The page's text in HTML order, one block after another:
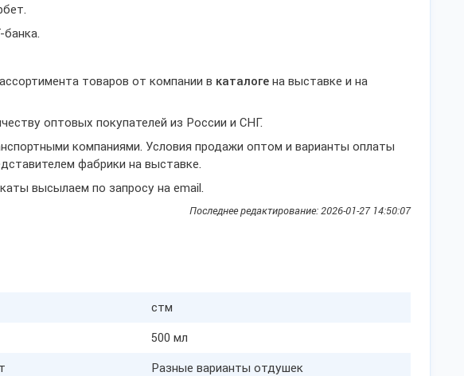
товаров от компании в каталоге на выставке и на
оптовых покупателей из России и СНГ.
компаниями. Условия продажи оптом и варианты оплаты
фабрики на выставке.
высылаем по запросу на email.
Последнее редактирование: 2026-01-27 14:50:07
стм
500 мл
Разные варианты отдушек